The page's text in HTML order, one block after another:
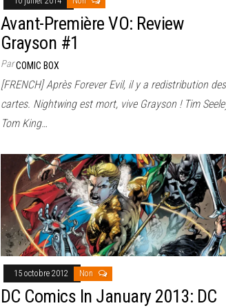
Avant-Première VO: Review
Grayson #1
ParCOMIC BOX
[FRENCH] Après Forever Evil, il y a redistribution des
cartes. Nightwing est mort, vive Grayson ! Tim
Tom King…
15 octobre 2012 Non
DC Comics In January 2013: DC